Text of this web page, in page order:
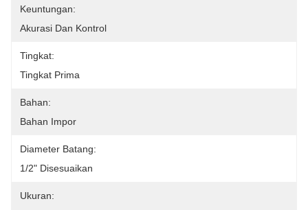
Keuntungan:
Akurasi Dan Kontrol
Tingkat:
Tingkat Prima
Bahan:
Bahan Impor
Diameter Batang:
1/2" Disesuaikan
Ukuran: